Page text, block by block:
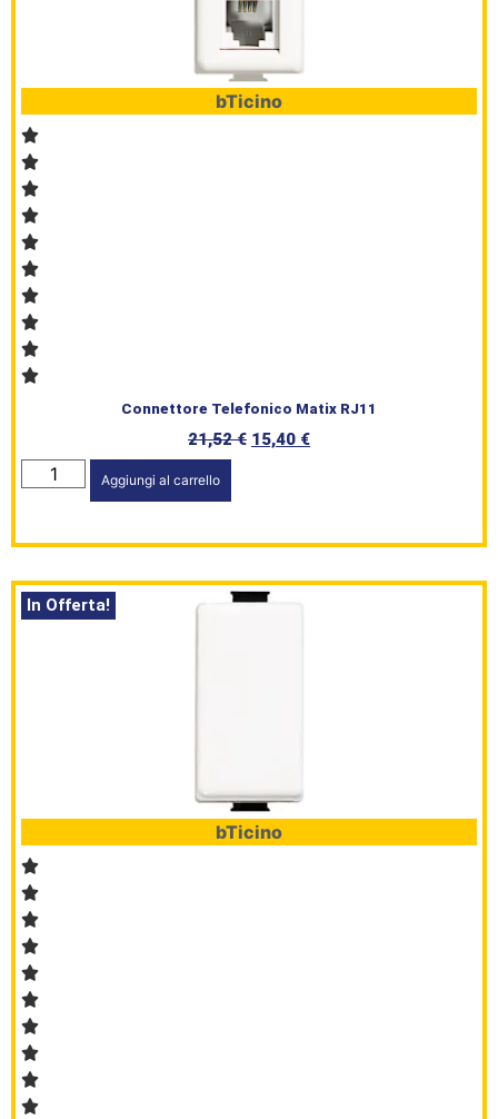
bTicino
Connettore Telefonico Matix RJ11
21,52€ 15,40 €
Aggiungi al carrello
In Offerta!
bTicino